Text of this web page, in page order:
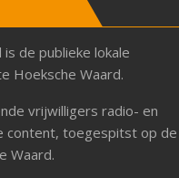
de publieke lokale
Hoeksche Waard.
vrijwilligers radio- en
content, toegespitst op de
Waard.